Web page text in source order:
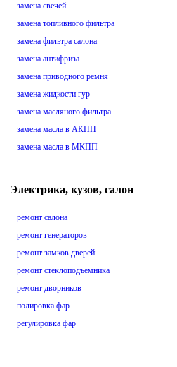
замена свечей
замена топливного фильтра
замена фильтра салона
замена антифриза
замена приводного ремня
замена жидкости гур
замена масляного фильтра
замена масла в АКПП
замена масла в МКПП
Электрика, кузов, салон
ремонт салона
ремонт генераторов
ремонт замков дверей
ремонт стеклоподъемника
ремонт дворников
полировка фар
регулировка фар